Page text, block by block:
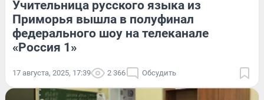
Учительница русского языка из
Приморья вышла в полуфинал
федерального шоу на телеканале
«‎Россия 1»
17 августа, 2025, 17:39 2 366 Обсудить